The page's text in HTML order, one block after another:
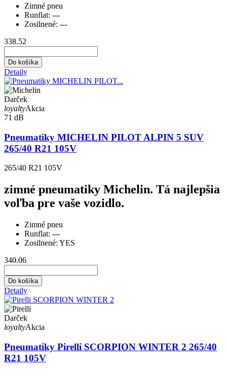
Zimné pneu
Runflat: ---
Zosilnené: ---
338.52
Do košíka
Detaily
Darček
loyaltyAkcia
71 dB
Pneumatiky MICHELIN PILOT ALPIN 5 SUV
265/40 R21 105V
265/40 R21 105V
zimné pneumatiky Michelin. Tá najlepšia
voľba pre vaše vozidlo.
Zimné pneu
Runflat: ---
Zosilnené: YES
340.06
Do košíka
Detaily
Darček
loyaltyAkcia
Pneumatiky Pirelli SCORPION WINTER 2 265/40
R21 105V